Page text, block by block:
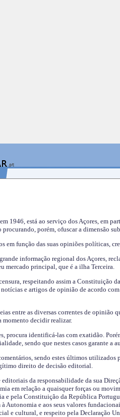
1946, está ao serviço dos Açores, em
procurando, porém, ofuscar a dimensão
em função das suas opiniões políticas,
informação regional dos Açores,
mercado principal, que é a ilha Terceira.
respeitando assim a Constituição
e artigos de opinião de acordo
entre as diversas correntes de opinião
momento decidir realizar.
procura identificá-las com exatidão.
sendo que nestes casos garante a
sendo estes últimos utilizados
direito de decisão editorial.
da responsabilidade da sua
em relação a quaisquer forças ou
e pela Constituição da República
Autonomia e aos seus valores
e cultural, e respeito pela Declaração